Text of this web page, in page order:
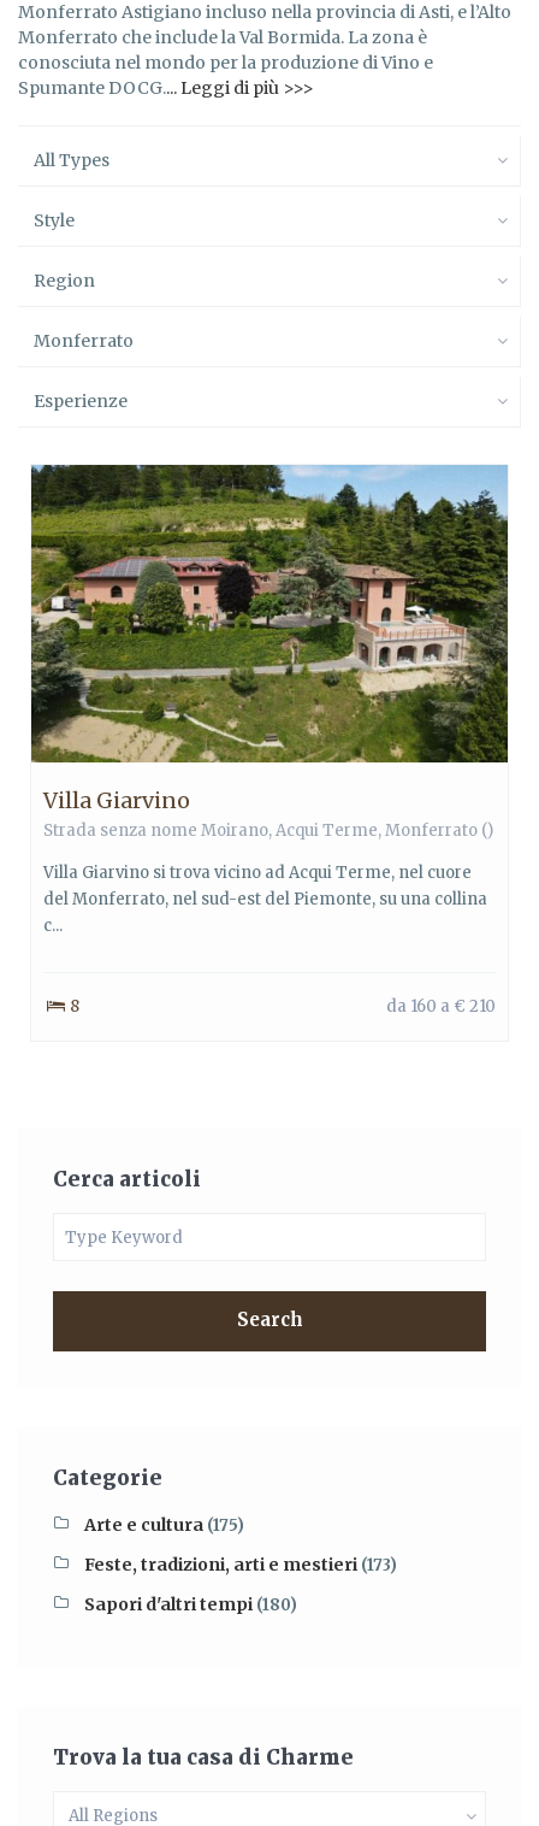
Monferrato Astigiano incluso nella provincia di Asti, e l’Alto
Monferrato che include la Val Bormida. La zona è
conosciuta nel mondo per la produzione di Vino e
Spumante DOCG.... Leggi di più >>>
All Types
Style
Region
Monferrato
Esperienze
Villa Giarvino
Strada senza nome Moirano,Acqui Terme,Monferrato ()
Villa Giarvino si trova vicino ad Acqui Terme, nel cuore
del Monferrato, nel sud-est del Piemonte, su una collina
c...
8 da 160 a € 210
Cerca articoli
Search
Categorie
Arte e cultura (175)
Feste, tradizioni, arti e mestieri (173)
Sapori d'altri tempi (180)
Trova la tua casa di Charme
All Regions